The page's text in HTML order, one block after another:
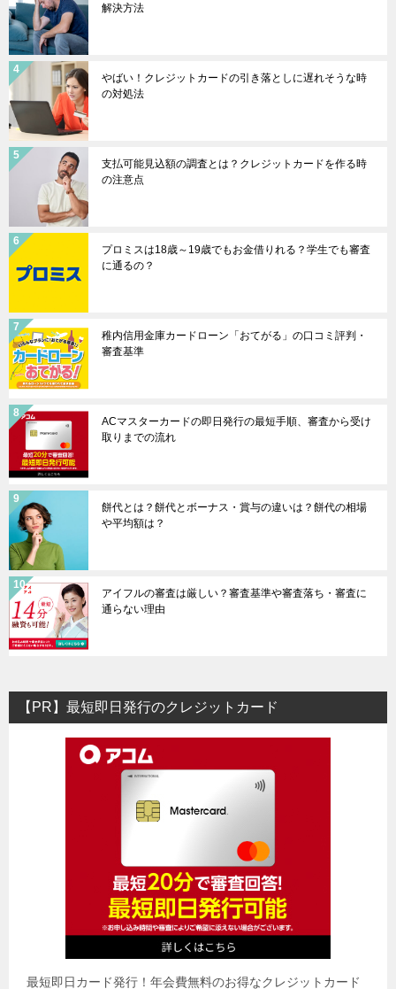
解決方法
やばい！クレジットカードの引き落としに遅れそうな時
の対処法
支払可能見込額の調査とは？クレジットカードを作る時
の注意点
プロミスは18歳～19歳でもお金借りれる？学生でも審査
に通るの？
稚内信用金庫カードローン「おてがる」の口コミ評判・
審査基準
ACマスターカードの即日発行の最短手順、審査から受け
取りまでの流れ
餅代とは？餅代とボーナス・賞与の違いは？餅代の相場
や平均額は？
アイフルの審査は厳しい？審査基準や審査落ち・審査に
通らない理由
【PR】最短即日発行のクレジットカード
最短即日カード発行！年会費無料のお得なクレジットカード